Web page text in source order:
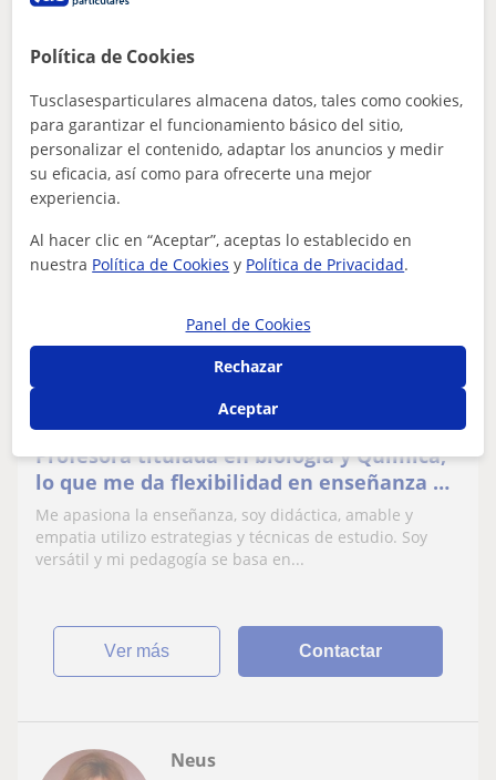
15€/h
Eliana
★ 5,0 (13 valoraciones)
En línea
Salou, Cambrils, Reus, Vila-S...
Profesora titulada en biología y Química,
lo que me da flexibilidad en enseñanza de
diferentes materias como matemáticas y
física ( de clase)
Me apasiona la enseñanza, soy didáctica, amable y
empatia utilizo estrategias y técnicas de estudio. Soy
versátil y mi pedagogía se basa en...
ver más Contactar
Neus
Política de Cookies
Tusclasesparticulares almacena datos, tales como cookies,
para garantizar el funcionamiento básico del sitio,
personalizar el contenido, adaptar los anuncios y medir
su eficacia, así como para ofrecerte una mejor
experiencia.
Al hacer clic en “Aceptar”, aceptas lo establecido en
nuestra Política de Cookies y Política de Privacidad.
Panel de Cookies
Rechazar
Aceptar